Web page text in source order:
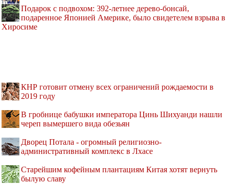
Подарок с подвохом: 392-летнее дерево-бонсай,
подаренное Японией Америке, было свидетелем взрыва в
Хиросиме
КНР готовит отмену всех ограничений рождаемости в
2019 году
В гробнице бабушки императора Цинь Шихуанди нашли
череп вымершего вида обезьян
Дворец Потала - огромный религиозно-
административный комплекс в Лхасе
Старейшим кофейным плантациям Китая хотят вернуть
былую славу